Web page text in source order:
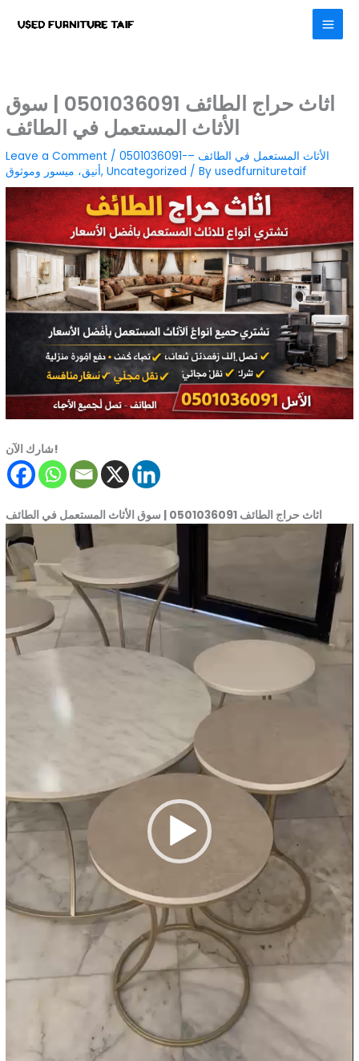
اثاث حراج الطائف 0501036091 | سوق
الأثاث المستعمل في الطائف
Leave a Comment /0501036091-الأثاث المستعمل في الطائف –
أنيق، ميسور وموثوق,Uncategorized / Byusedfurnituretaif
شارك الآن!
اثاث حراج الطائف 0501036091 | سوق الأثاث المستعمل في الطائف
Video
Player